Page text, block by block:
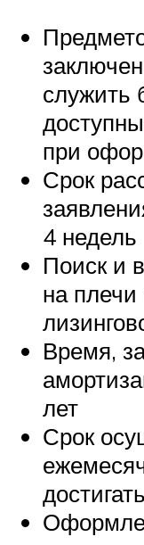
служить
при
Срок
4 недель
Поиск и
на плечи
Время,
лет
Срок